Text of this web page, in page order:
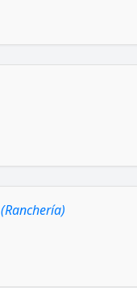
(Ranchería)